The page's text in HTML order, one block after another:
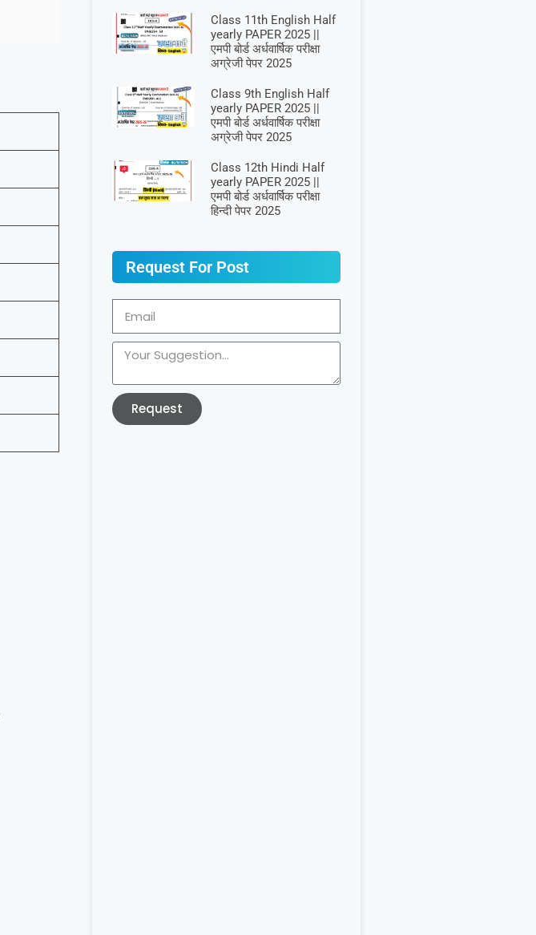
Class 11th English Half
yearly PAPER 2025 ||
एमपी बोर्ड अर्धवार्षिक परीक्षा
अग्रेजी पेपर 2025
Class 9th English Half
yearly PAPER 2025 ||
एमपी बोर्ड अर्धवार्षिक परीक्षा
अग्रेजी पेपर 2025
Class 12th Hindi Half
yearly PAPER 2025 ||
एमपी बोर्ड अर्धवार्षिक परीक्षा
हिन्दी पेपर 2025
Request For Post
Request